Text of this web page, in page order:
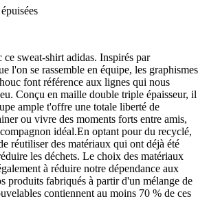
sweat-shirt adidas. Inspirés par
l'on se rassemble en équipe, les graphismes
font référence aux lignes qui nous
Conçu en maille double triple épaisseur, il
ample t'offre une totale liberté de
ou vivre des moments forts entre amis,
idéal.En optant pour du recyclé,
réutiliser des matériaux qui ont déjà été
les déchets. Le choix des matériaux
à réduire notre dépendance aux
produits fabriqués à partir d'un mélange de
contiennent au moins 70 % de ces